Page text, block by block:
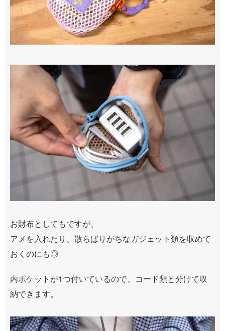
お財布としてもですが、
アメを入れたり、散らばりがちなガジェット類を収めて
おくのにも◎
内ポケットが1つ付いているので、コード類と分けて収
納できます。